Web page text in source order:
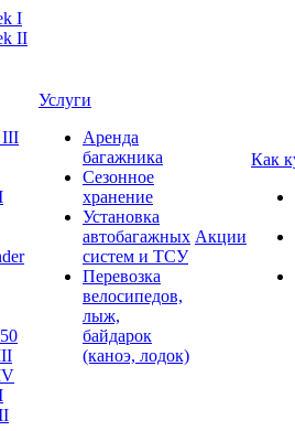
I
II
III
Услуги
Аренда
багажника
Сезонное
хранение
Установка
автобагажных
систем и ТСУ
Перевозка
велосипедов,
лыж,
байдарок
(каноэ, лодок)
Акции
Как